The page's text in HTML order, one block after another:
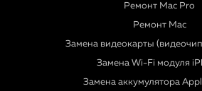
Ремонт Mac Pro
Ремонт Mac
Замена видеокарты
Замена Wi-Fi модуля
Замена аккумулятора